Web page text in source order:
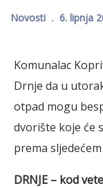
Novosti 6. lipnja
Komunalac
Drnje da u
otpad mogu
dvorište koje će
prema
DRNJE – kod